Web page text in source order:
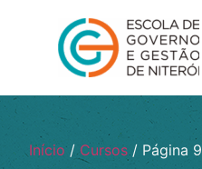
Início/Cursos/ Página 9